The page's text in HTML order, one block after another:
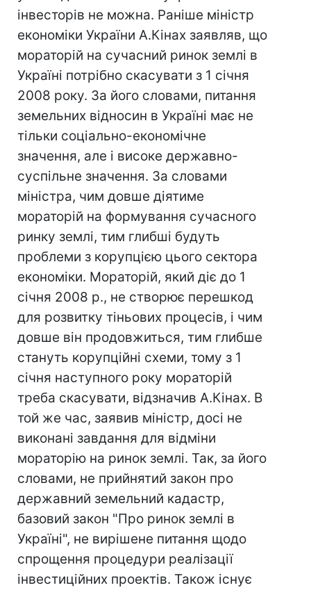
інвесторів не можна. Раніше міністр
економіки України А.Кінах заявляв, що
мораторій на сучасний ринок землі в
Україні потрібно скасувати з 1 січня
2008 року. За його словами, питання
земельних відносин в Україні має не
тільки соціально-економічне
значення, але і високе державно-
суспільне значення. За словами
міністра, чим довше діятиме
мораторій на формування сучасного
ринку землі, тим глибші будуть
проблеми з корупцією цього сектора
економіки. Мораторій, який діє до 1
січня 2008 р., не створює перешкод
для розвитку тіньових процесів, і чим
довше він продовжиться, тим глибше
стануть корупційні схеми, тому з 1
січня наступного року мораторій
треба скасувати, відзначив А.Кінах. В
той же час, заявив міністр, досі не
виконані завдання для відміни
мораторію на ринок землі. Так, за його
словами, не прийнятий закон про
державний земельний кадастр,
базовий закон "Про ринок землі в
Україні", не вирішене питання щодо
спрощення процедури реалізації
інвестиційних проектів. Також існує